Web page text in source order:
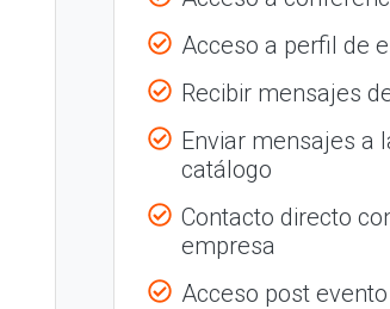
Acceso a perfil de
Recibir mensajes
Enviar mensajes a
catálogo
Contacto directo
empresa
Acceso post